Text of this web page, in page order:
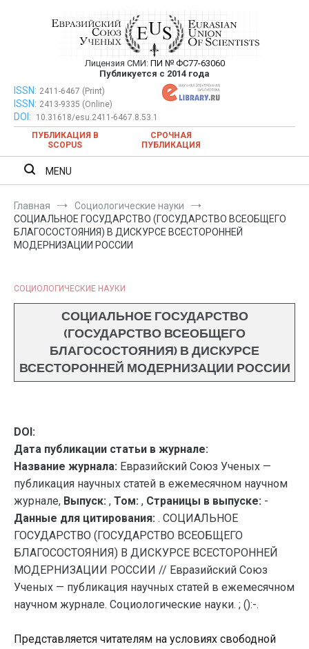
Евразийский Союз Ученых —
публикация научных статей в
ежемесячном научном журнале
Лицензия СМИ: ПИ № ФС77-63060
Публикуется с 2014 года
Евразийский Союз Ученых — публикация научных статей в
ежемесячном научном журнале
ISSN: 2411-6467 (Print)
ISSN: 2413-9335 (Online)
DOI:
10.31618/esu.2411-6467.8.53.1
ПУБЛИКАЦИЯ В
SCOPUS
СРОЧНАЯ
ПУБЛИКАЦИЯ
MENU
Главная
Социологические науки
СОЦИАЛЬНОЕ ГОСУДАРСТВО (ГОСУДАРСТВО ВСЕОБЩЕГО
БЛАГОСОСТОЯНИЯ) В ДИСКУРСЕ ВСЕСТОРОННЕЙ
МОДЕРНИЗАЦИИ РОССИИ
СОЦИОЛОГИЧЕСКИЕ НАУКИ
СОЦИАЛЬНОЕ ГОСУДАРСТВО
(ГОСУДАРСТВО ВСЕОБЩЕГО
БЛАГОСОСТОЯНИЯ) В ДИСКУРСЕ
ВСЕСТОРОННЕЙ МОДЕРНИЗАЦИИ РОССИИ
DOI:
Дата публикации статьи в журнале:
Название журнала: Евразийский Союз Ученых —
публикация научных статей в ежемесячном научном
журнале, Выпуск: , Том: , Страницы в выпуске: -
Данные для цитирования: . СОЦИАЛЬНОЕ
ГОСУДАРСТВО (ГОСУДАРСТВО ВСЕОБЩЕГО
БЛАГОСОСТОЯНИЯ) В ДИСКУРСЕ ВСЕСТОРОННЕЙ
МОДЕРНИЗАЦИИ РОССИИ // Евразийский Союз
Ученых — публикация научных статей в ежемесячном
научном журнале. Социологические науки. ; ():-.
Представляется читателям на условиях свободной